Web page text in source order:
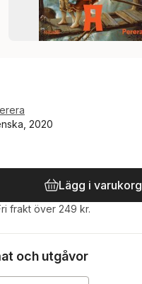
2020
Lägg i varukorg
frakt över 249 kr.
och utgåvor